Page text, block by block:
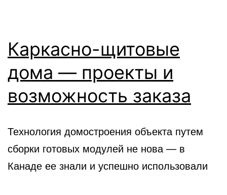
Каркасно-щитовые
дома — проекты и
возможность заказа
Технология домостроения объекта путем
сборки готовых модулей не нова — в
Канаде ее знали и успешно использовали